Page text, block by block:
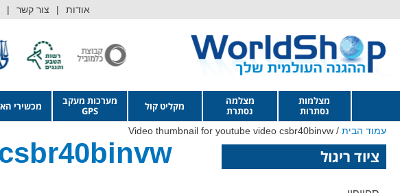
אודות צור קשר
מצלמות
נסתרות
מצלמה
נסתרת
מקליט קול
מערכות מעקב
GPS
מכשירי
עמוד הבית / Video thumbnail for youtube video csbr40binvw
ציוד ריגול